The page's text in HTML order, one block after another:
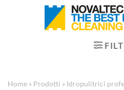
Home » Prodotti » Idropulitrici